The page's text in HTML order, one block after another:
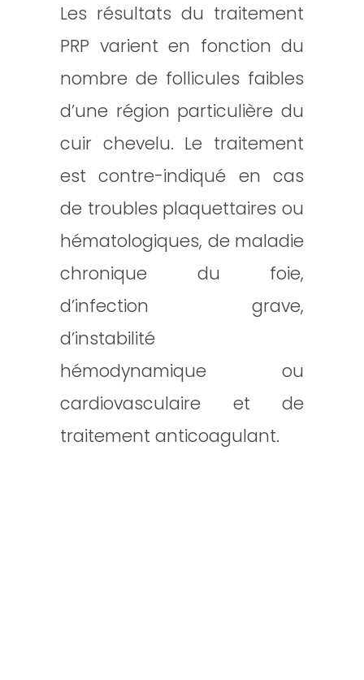
Les résultats du traitement
PRP varient en fonction du
nombre de follicules faibles
d’une région particulière du
cuir chevelu. Le traitement
est contre-indiqué en cas
de troubles plaquettaires ou
hématologiques, de maladie
chronique du foie,
d’infection grave,
d’instabilité
hémodynamique ou
cardiovasculaire et de
traitement anticoagulant.